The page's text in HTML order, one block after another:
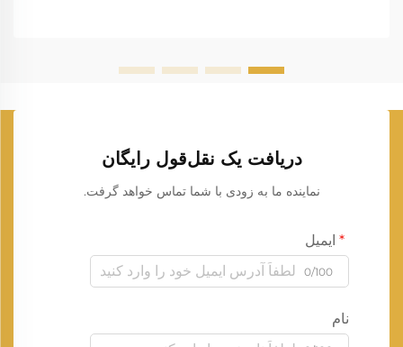
دریافت یک نقل‌قول رایگان
نماینده ما به زودی با شما تماس خواهد گرفت.
ایمیل
0/100
نام